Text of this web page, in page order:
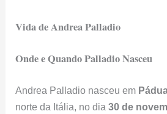
Vida de Andrea Palladio
Onde e Quando Palladio Nasceu
Andrea Palladio nasceu em
norte da Itália, no dia30 de